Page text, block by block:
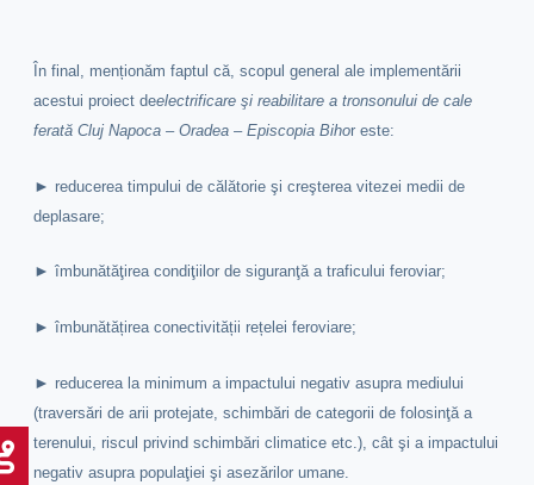
În final, menționăm faptul că, scopul general ale implementării
acestui proiect deelectrificare şi reabilitare a tronsonului de cale
ferată Cluj Napoca – Oradea – Episcopia Bihor este:
► reducerea timpului de călătorie şi creşterea vitezei medii de
deplasare;
►îmbunătăţirea condiţiilor de siguranţă a traficului feroviar;
►îmbunătățirea conectivității rețelei feroviare;
► reducerea la minimum a impactului negativ asupra mediului
(traversări de arii protejate, schimbări de categorii de folosinţă a
terenului, riscul privind schimbări climatice etc.), cât şi a impactului
negativ asupra populaţiei şi asezărilor umane.